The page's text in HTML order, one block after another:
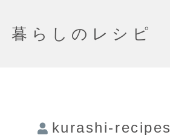
暮らしのレシピ
kurashi-recipes